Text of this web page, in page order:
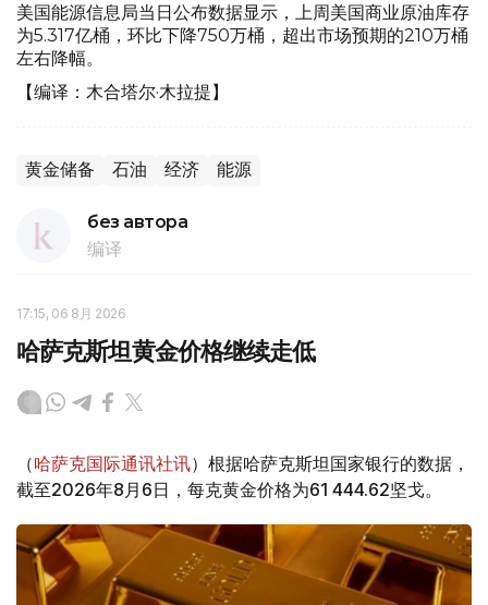
美国能源信息局当日公布数据显示，上周美国商业原油库存
为5.317亿桶，环比下降750万桶，超出市场预期的210万桶
左右降幅。
【编译：木合塔尔·木拉提】
黄金储备 石油 经济 能源
без автора
编译
17:15, 06 8月 2026
哈萨克斯坦黄金价格继续走低
（哈萨克国际通讯社讯）根据哈萨克斯坦国家银行的数据，
截至2026年8月6日，每克黄金价格为61 444.62坚戈。